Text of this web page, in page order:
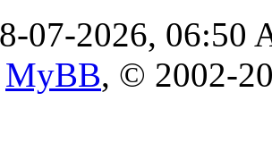
07-2026, 06:50
MyBB, © 2002-